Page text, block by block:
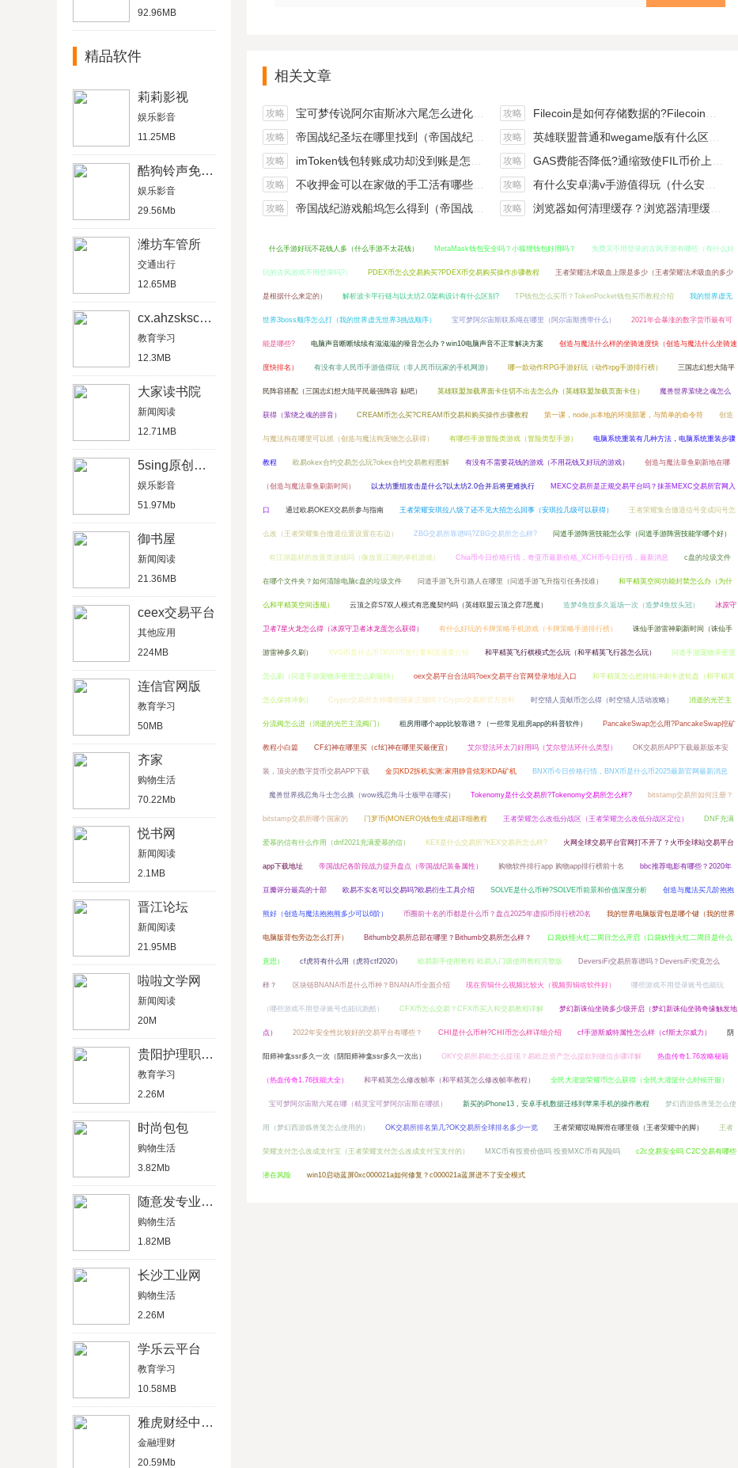
92.96MB
精品软件
莉莉影视
娱乐影音
11.25MB
酷狗铃声免费版
娱乐影音
29.56Mb
潍坊车管所
交通出行
12.65MB
cx.ahzskscn成绩查询
教育学习
12.3MB
大家读书院
新闻阅读
12.71MB
5sing原创音乐
娱乐影音
51.97Mb
御书屋
新闻阅读
21.36MB
ceex交易平台
其他应用
224MB
连信官网版
教育学习
50MB
齐家
购物生活
70.22Mb
悦书网
新闻阅读
2.1MB
晋江论坛
新闻阅读
21.95MB
啦啦文学网
新闻阅读
20M
贵阳护理职业学院
教育学习
2.26M
时尚包包
购物生活
3.82Mb
随意发专业汉化
购物生活
1.82MB
长沙工业网
购物生活
2.26M
学乐云平台
教育学习
10.58MB
雅虎财经中文版
金融理财
20.59Mb
相关文章
攻略 宝可梦传说阿尔宙斯冰六尾怎么进化（宝可梦冰六尾怎么得） 攻略 Filecoin是如何存储数据的?Filecoin的价值体现和未来前景分析
攻略 帝国战纪圣坛在哪里找到（帝国战纪游戏攻略） 攻略 英雄联盟普通和wegame版有什么区别（英雄联盟wegame版和英雄联盟）
攻略 imToken钱包转账成功却没到账是怎么回事? 攻略 GAS费能否降低?通缩致使FIL币价上涨,近看1000U
攻略 不收押金可以在家做的手工活有哪些？四个可以操作的小项目真是可靠 攻略 有什么安卓满v手游值得玩（什么安卓手游好玩）
攻略 帝国战纪游戏船坞怎么得到（帝国战纪战役攻略） 攻略 浏览器如何清理缓存？浏览器清理缓存快捷键
什么手游好玩不花钱人多（什么手游不太花钱） MetaMask钱包安全吗？小狐狸钱包好用吗？ 免费又不用登录的古风手游有哪些（有什么好
玩的古风游戏不用登录吗?） PDEX币怎么交易购买?PDEX币交易购买操作步骤教程 王者荣耀法术吸血上限是多少（王者荣耀法术吸血的多少
是根据什么来定的） 解析波卡平行链与以太坊2.0架构设计有什么区别? TP钱包怎么买币？TokenPocket钱包买币教程介绍 我的世界虚无
世界3boss顺序怎么打（我的世界虚无世界3挑战顺序） 宝可梦阿尔宙斯联系绳在哪里（阿尔宙斯携带什么） 2021年会暴涨的数字货币最有可
能是哪些? 电脑声音断断续续有滋滋滋的噪音怎么办？win10电脑声音不正常解决方案 创造与魔法什么样的坐骑速度快（创造与魔法什么坐骑速
度快排名） 有没有非人民币手游值得玩（非人民币玩家的手机网游） 哪一款动作RPG手游好玩（动作rpg手游排行榜） 三国志幻想大陆平
民阵容搭配（三国志幻想大陆平民最强阵容 贴吧） 英雄联盟加载界面卡住切不出去怎么办（英雄联盟加载页面卡住） 魔兽世界萦绕之魂怎么
获得（萦绕之魂的拼音） CREAM币怎么买?CREAM币交易和购买操作步骤教程 第一课，node.js本地的环境部署，与简单的命令符 创造
与魔法狗在哪里可以抓（创造与魔法狗宠物怎么获得） 有哪些手游冒险类游戏（冒险类型手游） 电脑系统重装有几种方法，电脑系统重装步骤
教程 欧易okex合约交易怎么玩?okex合约交易教程图解 有没有不需要花钱的游戏（不用花钱又好玩的游戏） 创造与魔法章鱼刷新地在哪
（创造与魔法章鱼刷新时间） 以太坊重组攻击是什么?以太坊2.0合并后将更难执行 MEXC交易所是正规交易平台吗？抹茶MEXC交易所官网入
口 通过欧易OKEX交易所参与指南 王者荣耀安琪拉八级了还不见大招怎么回事（安琪拉几级可以获得） 王者荣耀集合撤退信号变成问号怎
么改（王者荣耀集合撤退位置设置在右边） ZBG交易所靠谱吗?ZBG交易所怎么样? 问道手游阵营技能怎么学（问道手游阵营技能学哪个好）
有江湖题材的放置类游戏吗（像放置江湖的单机游戏） Chia币今日价格行情，奇亚币最新价格_XCH币今日行情，最新消息 c盘的垃圾文件
在哪个文件夹？如何清除电脑c盘的垃圾文件 问道手游飞升引路人在哪里（问道手游飞升指引任务找谁） 和平精英空间功能封禁怎么办（为什
么和平精英空间违规） 云顶之弈S7双人模式有恶魔契约吗（英雄联盟云顶之弈7恶魔） 造梦4鱼纹多久返场一次（造梦4鱼纹头冠） 冰原守
卫者7星火龙怎么得（冰原守卫者冰龙蛋怎么获得） 有什么好玩的卡牌策略手机游戏（卡牌策略手游排行榜） 诛仙手游雷神刷新时间（诛仙手
游雷神多久刷） XVG币是什么币?XVG币发行量和流通量介绍 和平精英飞行棋模式怎么玩（和平精英飞行器怎么玩） 问道手游宠物亲密度
怎么刷（问道手游宠物亲密度怎么刷最快） oex交易平台合法吗?oex交易平台官网登录地址入口 和平精英怎么把持续冲刺卡进轮盘（和平精英
怎么保持冲刺） Crypto交易所支持哪些国家正规吗？Crypto交易所官方资料 时空猎人贡献币怎么得（时空猎人活动攻略） 消逝的光芒主
分流阀怎么进（消逝的光芒主流阀门） 租房用哪个app比较靠谱？（一些常见租房app的科普软件） PancakeSwap怎么用?PancakeSwap挖矿
教程小白篇 CF幻神在哪里买（cf幻神在哪里买最便宜） 艾尔登法环太刀好用吗（艾尔登法环什么类型） OK交易所APP下载最新版本安
装，顶尖的数字货币交易APP下载 金贝KD2拆机实测:家用静音炫彩KDA矿机 BNX币今日价格行情，BNX币是什么币2025最新官网最新消息
魔兽世界残忍角斗士怎么换（wow残忍角斗士板甲在哪买） Tokenomy是什么交易所?Tokenomy交易所怎么样? bitstamp交易所如何注册？
bitstamp交易所哪个国家的 门罗币(MONERO)钱包生成超详细教程 王者荣耀怎么改低分战区（王者荣耀怎么改低分战区定位） DNF充满
爱慕的信有什么作用（dnf2021充满爱慕的信） KEX是什么交易所?KEX交易所怎么样? 火网全球交易平台官网打不开了？火帀全球站交易平台
app下载地址 帝国战纪各阶段战力提升盘点（帝国战纪装备属性） 购物软件排行app 购物app排行榜前十名 bbc推荐电影有哪些？2020年
豆瓣评分最高的十部 欧易不实名可以交易吗?欧易衍生工具介绍 SOLVE是什么币种?SOLVE币前景和价值深度分析 创造与魔法买几阶抱抱
熊好（创造与魔法抱抱熊多少可以6阶） 币圈前十名的币都是什么币？盘点2025年虚拟币排行榜20名 我的世界电脑版背包是哪个键（我的世界
电脑版背包旁边怎么打开） Bithumb交易所总部在哪里？Bithumb交易所怎么样？ 口袋妖怪火红二周目怎么开启（口袋妖怪火红二周目是什么
意思） cf虎符有什么用（虎符ctf2020） 欧易新手使用教程 欧易入门级使用教程完整版 DeversiFi交易所靠谱吗？DeversiFi究竟怎么
样？ 区块链BNANA币是什么币种？BNANA币全面介绍 现在剪辑什么视频比较火（视频剪辑啥软件好） 哪些游戏不用登录账号也能玩
（哪些游戏不用登录账号也能玩跑酷） CFX币怎么交易？CFX币买入和交易教程详解 梦幻新诛仙坐骑多少级开启（梦幻新诛仙坐骑奇缘触发地
点） 2022年安全性比较好的交易平台有哪些？ CHI是什么币种?CHI币怎么样详细介绍 cf手游斯威特属性怎么样（cf斯太尔威力） 阴
阳师神龛ssr多久一次（阴阳师神龛ssr多久一次出） OKY交易所易欧怎么提现？易欧总资产怎么提款到微信步骤详解 热血传奇1.76攻略秘籍
（热血传奇1.76技能大全） 和平精英怎么修改帧率（和平精英怎么修改帧率教程） 全民大灌篮荣耀币怎么获得（全民大灌篮什么时候开服）
宝可梦阿尔宙斯六尾在哪（精灵宝可梦阿尔宙斯在哪抓） 新买的iPhone13，安卓手机数据迁移到苹果手机的操作教程 梦幻西游炼兽笼怎么使
用（梦幻西游炼兽笼怎么使用的） OK交易所排名第几?OK交易所全球排名多少一览 王者荣耀哎呦脚滑在哪里领（王者荣耀中的脚） 王者
荣耀支付怎么改成支付宝（王者荣耀支付怎么改成支付宝支付的） MXC币有投资价值吗 投资MXC币有风险吗 c2c交易安全吗 C2C交易有哪些
潜在风险 win10启动蓝屏0xc000021a如何修复？c000021a蓝屏进不了安全模式